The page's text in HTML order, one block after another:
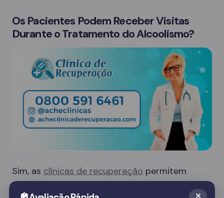
Os Pacientes Podem Receber Visitas
Durante o Tratamento do Alcoolismo?
Sim, as clínicas de recuperação permitem
visitas de familiares em dias específicos, o que